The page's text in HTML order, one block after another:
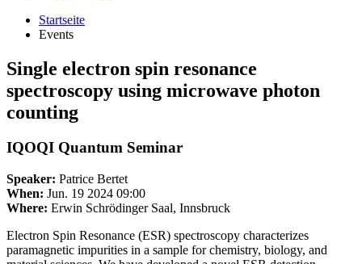
Startseite
Events
Single electron spin resonance
spectroscopy using microwave photon
counting
IQOQI Quantum Seminar
Speaker: Patrice Bertet
When: Jun. 19 2024 09:00
Where: Erwin Schrödinger Saal, Innsbruck
Electron Spin Resonance (ESR) spectroscopy characterizes
paramagnetic impurities in a sample for chemistry, biology, and